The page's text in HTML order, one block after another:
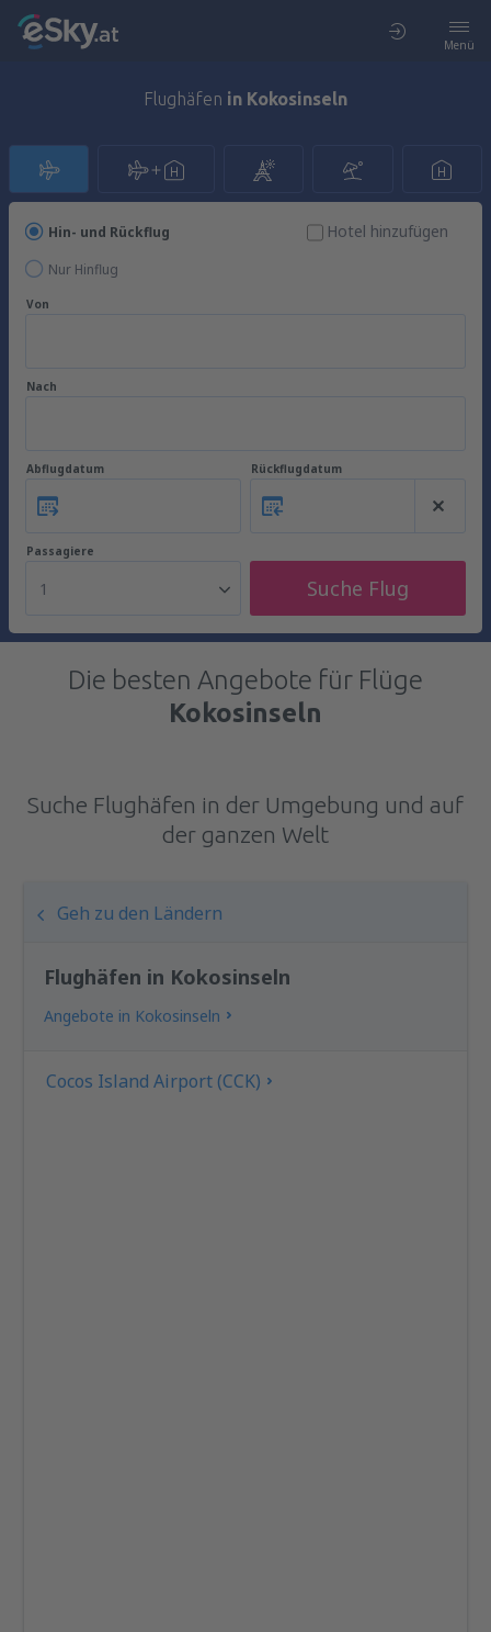
Menü
Flughäfen in Kokosinseln
Hin- und Rückflug
Nur Hinflug
Hotel hinzufügen
Von
Nach
Abflugdatum Rückflugdatum
Passagiere
1 Suche Flug
Die besten Angebote für Flüge
Kokosinseln
Suche Flughäfen in der Umgebung und auf
der ganzen Welt
Geh zu den Ländern
Flughäfen in Kokosinseln
Angebote in Kokosinseln
Cocos Island Airport (CCK)